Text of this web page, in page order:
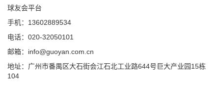
球友会平台
手机：13602889534
电话：020-32050101
邮箱：info@guoyan.com.cn
地址：广州市番禺区大石街会江石北工业路644号巨大产业园15栋
104